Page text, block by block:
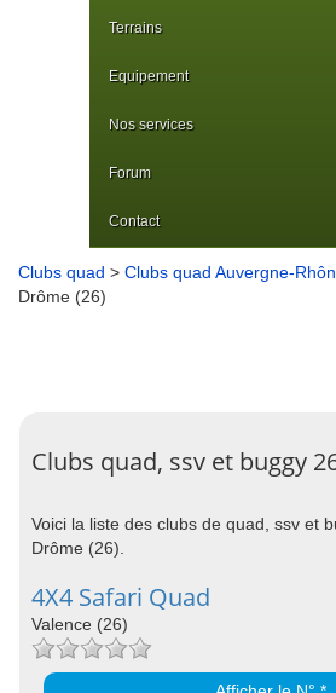
Terrains
Equipement
Nos services
Forum
Contact
Clubs quad > Clubs quad Auvergne-
Drôme (26)
Clubs quad, ssv et buggy
Voici la liste des clubs de quad, ssv et
Drôme (26).
4X4 Safari Quad
Valence (26)